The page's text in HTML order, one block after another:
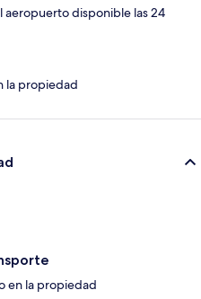
aeropuerto disponible las 24
la propiedad
en la propiedad